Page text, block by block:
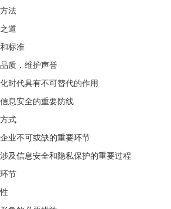
法
道
标准
质，维护声誉
时代具有不可替代的作用
息安全的重要防线
式
业不可或缺的重要环节
及信息安全和隐私保护的重要过程
节